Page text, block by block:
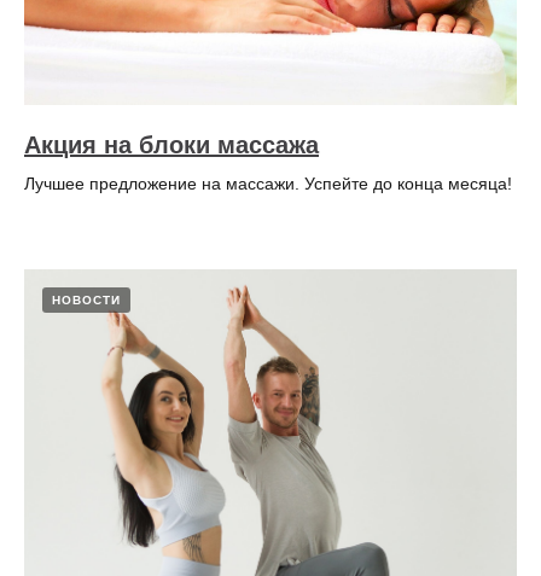
Акция на блоки массажа
Лучшее предложение на массажи. Успейте до конца месяца!
НОВОСТИ